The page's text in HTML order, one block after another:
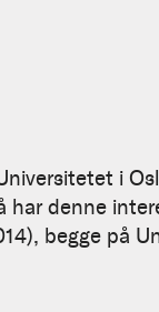
i
har denne
begge på